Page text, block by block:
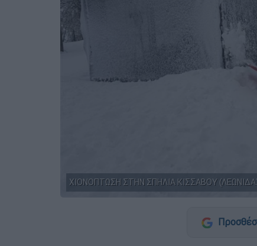
ΧΙΟΝΟΠΤΩΣΗ ΣΤΗΝ ΣΠΗΛΙΑ ΚΙΣΣΑΒΟΥ